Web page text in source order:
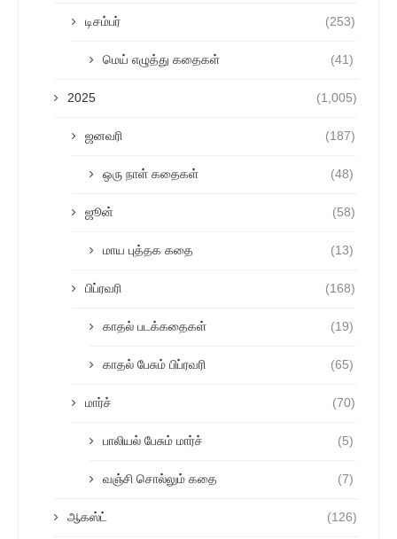
டிசம்பர் (253)
மெய் எழுத்து கதைகள் (41)
2025 (1,005)
ஜனவரி (187)
ஒரு நாள் கதைகள் (48)
ஜூன் (58)
மாய புத்தக கதை (13)
பிப்ரவரி (168)
காதல் படக்கதைகள் (19)
காதல் பேசும் பிப்ரவரி (65)
மார்ச் (70)
பாலியல் பேசும் மார்ச் (5)
வஞ்சி சொல்லும் கதை (7)
ஆகஸ்ட் (126)